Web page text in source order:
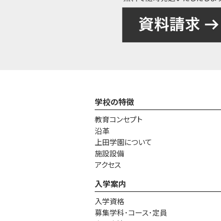
学校の特徴
教育コンセプト
沿革
上田学園について
施設設備
アクセス
入学案内
入学資格
募集学科･コース･定員